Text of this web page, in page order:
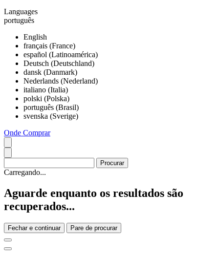
Languages
português
English
français (France)
español (Latinoamérica)
Deutsch (Deutschland)
dansk (Danmark)
Nederlands (Nederland)
italiano (Italia)
polski (Polska)
português (Brasil)
svenska (Sverige)
Onde Comprar
Carregando...
Aguarde enquanto os resultados são
recuperados...
Fechar e continuar Pare de procurar